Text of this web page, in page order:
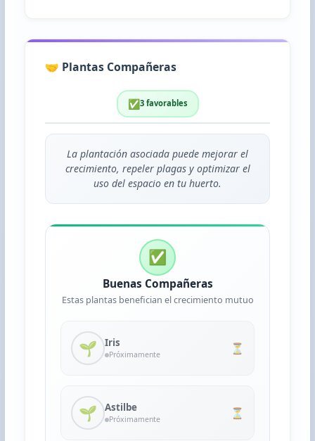
🤝 Plantas Compañeras
✅3 favorables
La plantación asociada puede mejorar el
crecimiento, repeler plagas y optimizar el
uso del espacio en tu huerto.
✅
Buenas Compañeras
Estas plantas benefician el crecimiento mutuo
🌱 Iris
Próximamente ⏳
🌱 Astilbe
Próximamente ⏳